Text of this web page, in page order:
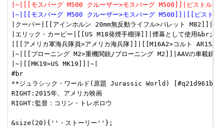
|~|[[モスバーグ M500 クルーザー>モスバーグ M500]]|ピストルグ
|~|[[モスバーグ M500 クルーザー>モスバーグ M500]]|[[ピスト
|クーパー|[[アインホルン 20mm無反動ライフル>バレット
|エリック・カービー|[[US M18発煙手榴弾]]|煙幕として使用&br;島
|[[アメリカ軍海兵隊員>アメリカ海兵隊]]|[[M16A2>コルト
|~|[[ブローニング M2>重機関銃/ブローニング M2]]|AAVの車載銃|
|~|[[MK19>US MK19]]|~|
#br
**ジュラシック・ワールド(原題 Jurassic World) [#q21d961b]
RIGHT:2015年、アメリカ映画
RIGHT:監督：コリン・トレボロウ
&size(20){''・ストーリー''};